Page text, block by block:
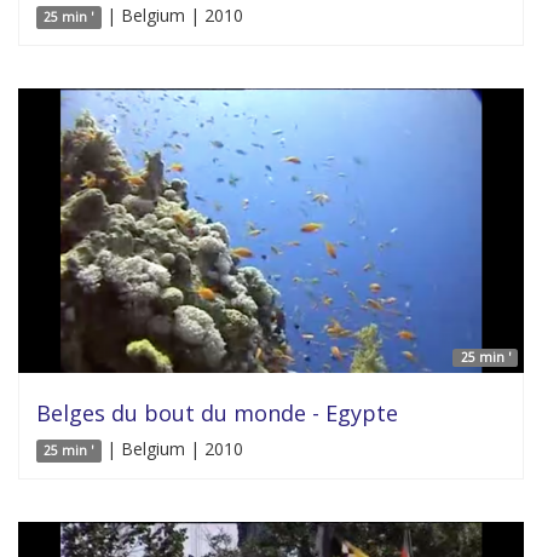
25 min ' | Belgium | 2010
25 min '
Belges du bout du monde - Egypte
25 min ' | Belgium | 2010